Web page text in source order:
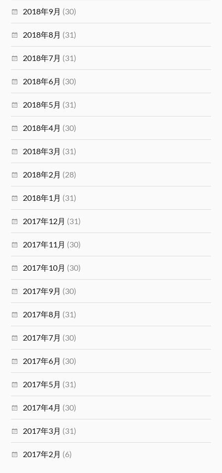
2018年9月 (30)
2018年8月 (31)
2018年7月 (31)
2018年6月 (30)
2018年5月 (31)
2018年4月 (30)
2018年3月 (31)
2018年2月 (28)
2018年1月 (31)
2017年12月 (31)
2017年11月 (30)
2017年10月 (30)
2017年9月 (30)
2017年8月 (31)
2017年7月 (30)
2017年6月 (30)
2017年5月 (31)
2017年4月 (30)
2017年3月 (31)
2017年2月 (6)